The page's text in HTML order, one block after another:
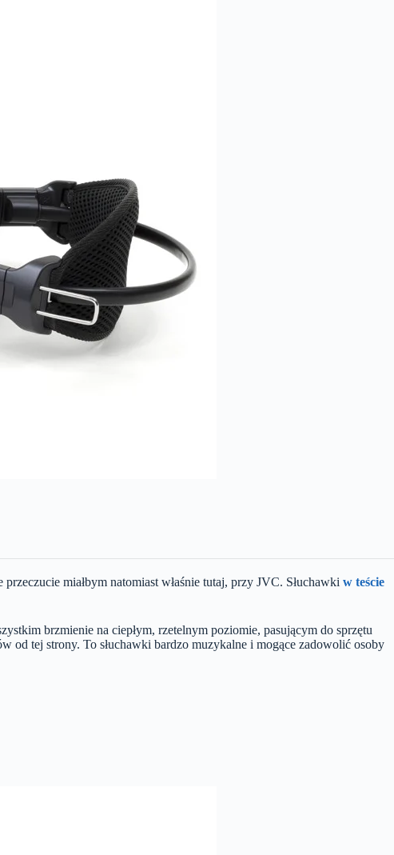
miałbym natomiast właśnie tutaj, przy JVC. Słuchawki w teście
brzmienie na ciepłym, rzetelnym poziomie, pasującym do sprzętu
od tej strony. To słuchawki bardzo muzykalne i mogące zadowolić osoby